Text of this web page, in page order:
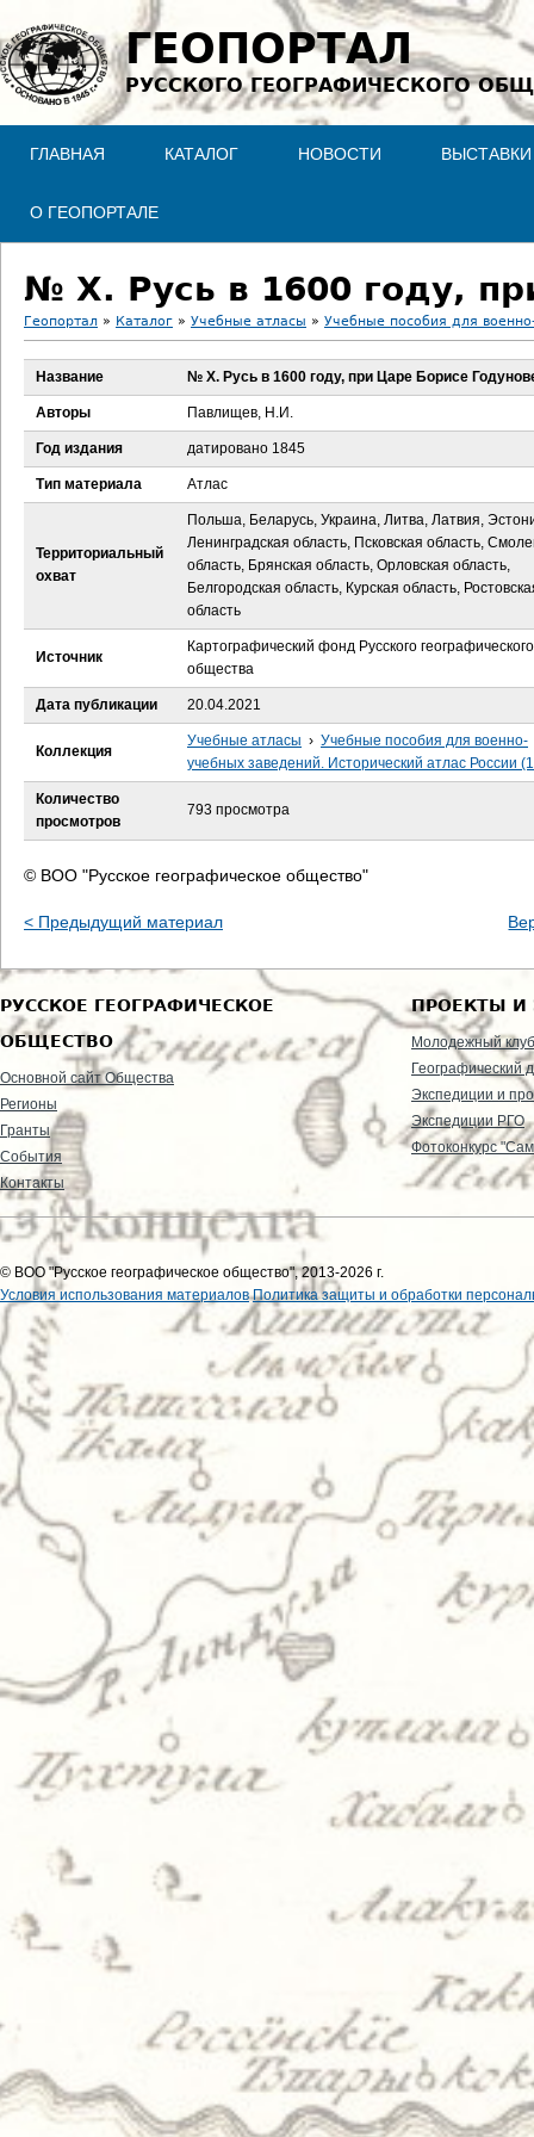
Jump to navigation
ГЕОПОРТАЛ
РУССКОГО ГЕОГРАФИЧЕСКОГО
ГЛАВНАЯ КАТАЛОГ НОВОСТИ ВЫСТАВКИ
О ГЕОПОРТАЛЕ
№ X. Русь в 1600 году,
В
ы
д
е
Геопортал » Каталог » Учебные атласы » Учебные пособия для
Название № X. Русь в 1600 году, при Царе Борисе
Авторы Павлищев, Н.И.
Год издания датировано 1845
Тип материала Атлас
Территориальный
охват
Польша, Беларусь, Украина, Литва, Латвия,
Ленинградская область, Псковская область,
область, Брянская область, Орловская область,
Белгородская область, Курская область,
область
Источник
Картографический фонд Русского географического
общества
Дата публикации 20.04.2021
Коллекция
Учебные атласы › Учебные пособия для военно-
учебных заведений. Исторический атлас России
Количество
просмотров
793 просмотра
© ВОО "Русское географическое общество"
< Предыдущий материал
РУССКОЕ ГЕОГРАФИЧЕСКОЕ
ОБЩЕСТВО
Основной сайт Общества
Регионы
Гранты
События
Контакты
ПРОЕКТЫ И
Молодежный клуб
Географический
Экспедиции и
Экспедиции РГО
Фотоконкурс
© ВОО "Русское географическое общество", 2013-2026 г.
Условия использования материалов Политика защиты и обработки